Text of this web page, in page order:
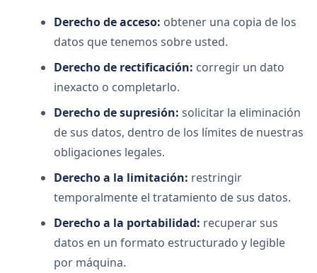
Derecho de acceso: obtener una copia de los
datos que tenemos sobre usted.
Derecho de rectificación: corregir un dato
inexacto o completarlo.
Derecho de supresión: solicitar la eliminación
de sus datos, dentro de los límites de nuestras
obligaciones legales.
Derecho a la limitación: restringir
temporalmente el tratamiento de sus datos.
Derecho a la portabilidad: recuperar sus
datos en un formato estructurado y legible
por máquina.